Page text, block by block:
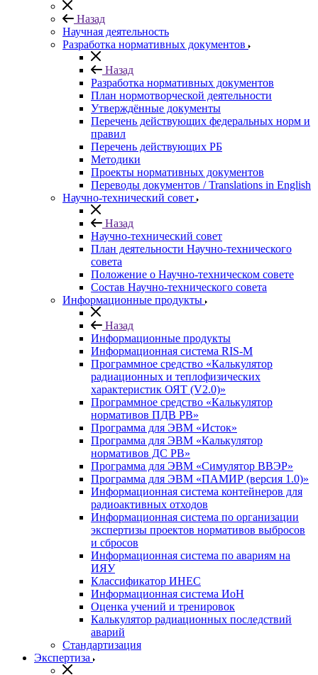
Назад
Научная деятельность
Разработка нормативных документов
Назад
Разработка нормативных документов
План нормотворческой деятельности
Утверждённые документы
Перечень действующих федеральных норм и
правил
Перечень действующих РБ
Методики
Проекты нормативных документов
Переводы документов / Translations in English
Научно-технический совет
Назад
Научно-технический совет
План деятельности Научно-технического
совета
Положение о Научно-техническом совете
Состав Научно-технического совета
Информационные продукты
Назад
Информационные продукты
Информационная система RIS-M
Программное средство «Калькулятор
радиационных и теплофизических
характеристик ОЯТ (V2.0)»
Программное средство «Калькулятор
нормативов ПДВ РВ»
Программа для ЭВМ «Исток»
Программа для ЭВМ «Калькулятор
нормативов ДС РВ»
Программа для ЭВМ «Симулятор ВВЭР»
Программа для ЭВМ «ПАМИР (версия 1.0)»
Информационная система контейнеров для
радиоактивных отходов
Информационная система по организации
экспертизы проектов нормативов выбросов
и сбросов
Информационная система по авариям на
ИЯУ
Классификатор ИНЕС
Информационная система ИоН
Оценка учений и тренировок
Калькулятор радиационных последствий
аварий
Стандартизация
Экспертиза